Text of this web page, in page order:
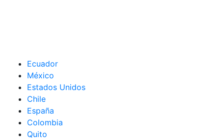
Ecuador
México
Estados Unidos
Chile
España
Colombia
Quito